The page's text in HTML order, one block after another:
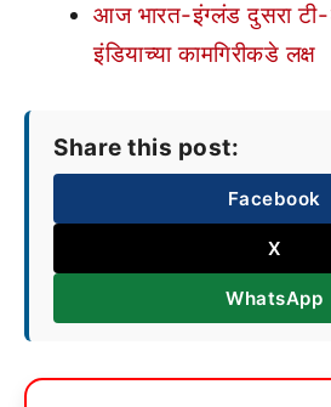
आज भारत-इंग्लंड दुसरा टी-
इंडियाच्या कामगिरीकडे लक्ष
Share this post:
Facebook
X
WhatsApp